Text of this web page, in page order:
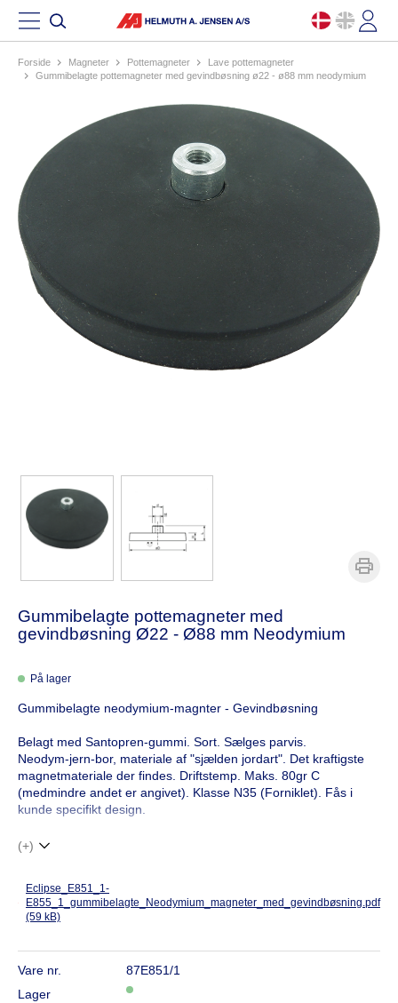
Forside magneter pottemagneter
lave pottemagneter
gummibelagte pottemagneter med gevindbøsning ø22 - ø88 mm neodymium
Gummibelagte pottemagneter med
gevindbøsning Ø22 - Ø88 mm Neodymium
På lager
Gummibelagte neodymium-magnter - Gevindbøsning
Belagt med Santopren-gummi. Sort. Sælges parvis.
Neodym-jern-bor, materiale af "sjælden jordart". Det kraftigste
magnetmateriale der findes. Driftstemp. Maks. 80gr C
(medmindre andet er angivet). Klasse N35 (Forniklet). Fås i
kunde specifikt design.
(+)
Eclipse_E851_1-
E855_1_gummibelagte_Neodymium_magneter_med_gevindbøsning.pdf
(59 kB)
Vare nr.
87E851/1
Lager